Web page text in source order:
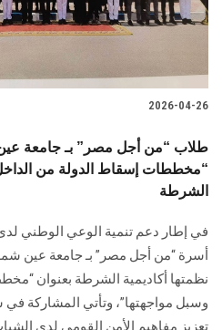
2026-04-26
طلاب “من أجل مصر” بـ جامعة
“مخططات إسقاط الدولة من الداخل
الشرطة
في إطار دعم تنمية الوعي الوطني
أسرة “من أجل مصر” بـ جامعة عين
نظمتها أكاديمية الشرطة بعنوان
وسبل مواجهتها”، وتأتي المشاركة في
تعزيز مفاهيم الأمن القومي لدى